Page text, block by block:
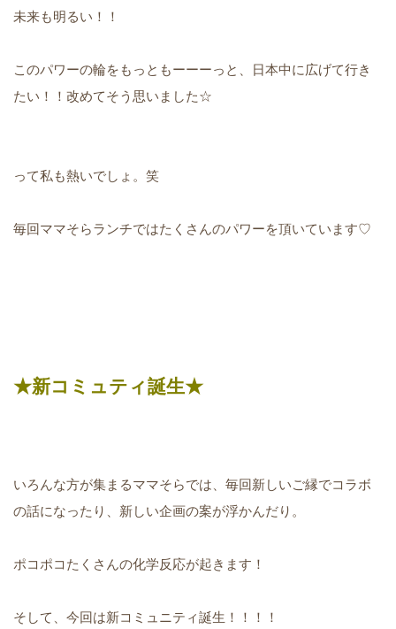
未来も明るい！！
このパワーの輪をもっともーーーっと、日本中に広げて行き
たい！！改めてそう思いました☆
って私も熱いでしょ。笑
毎回ママそらランチではたくさんのパワーを頂いています♡
★新コミュティ誕生★
いろんな方が集まるママそらでは、毎回新しいご縁でコラボ
の話になったり、新しい企画の案が浮かんだり。
ポコポコたくさんの化学反応が起きます！
そして、今回は新コミュニティ誕生！！！！